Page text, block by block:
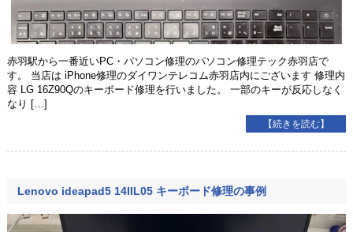
赤羽駅から一番近いPC・パソコン修理のパソコン修理テック赤羽店で
す。 当店は iPhone修理のダイワンテレコム赤羽店内にございます 修理内
容 LG 16Z90Qのキーボード修理を行いました。 一部のキーが反応しなく
なり […]
【続きを読む】
Lenovo ideapad5 14IIL05 キーボード修理の事例